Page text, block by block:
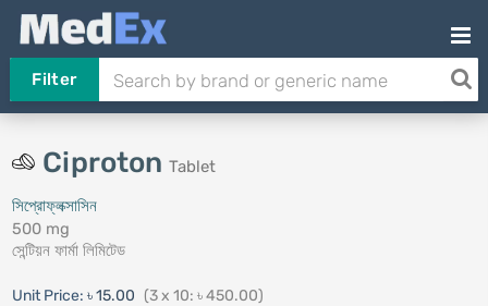
Filter
Ciproton Tablet
সিপ্রোফ্লক্সাসিন
500 mg
সেন্টিয়ন ফার্মা লিমিটেড
Unit Price: ৳ 15.00 (3 x 10: ৳ 450.00)